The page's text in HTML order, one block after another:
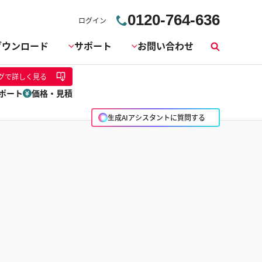
ログイン 0120-764-636
ンロード サポート お問い合わせ
索
生成AIアシスタントに質問する
で詳しく見る
ート 価格・見積